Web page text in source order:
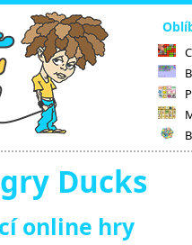
Ducks
online hry